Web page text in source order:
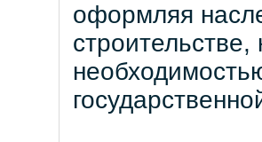
оформляя